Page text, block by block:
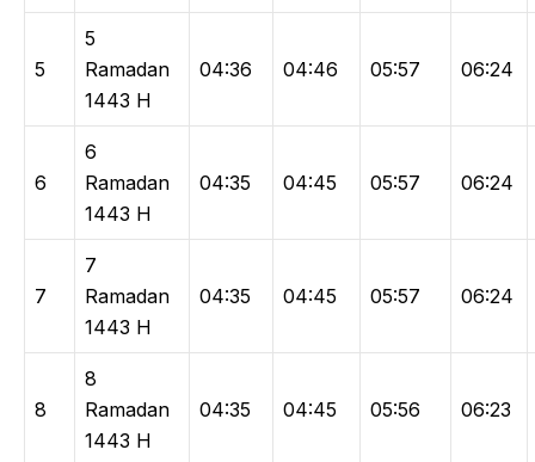
5
5
Ramadan
1443 H
04:36 04:46 05:57 06:24
6
6
Ramadan
1443 H
04:35 04:45 05:57 06:24
7
7
Ramadan
1443 H
04:35 04:45 05:57 06:24
8
8
Ramadan
1443 H
04:35 04:45 05:56 06:23